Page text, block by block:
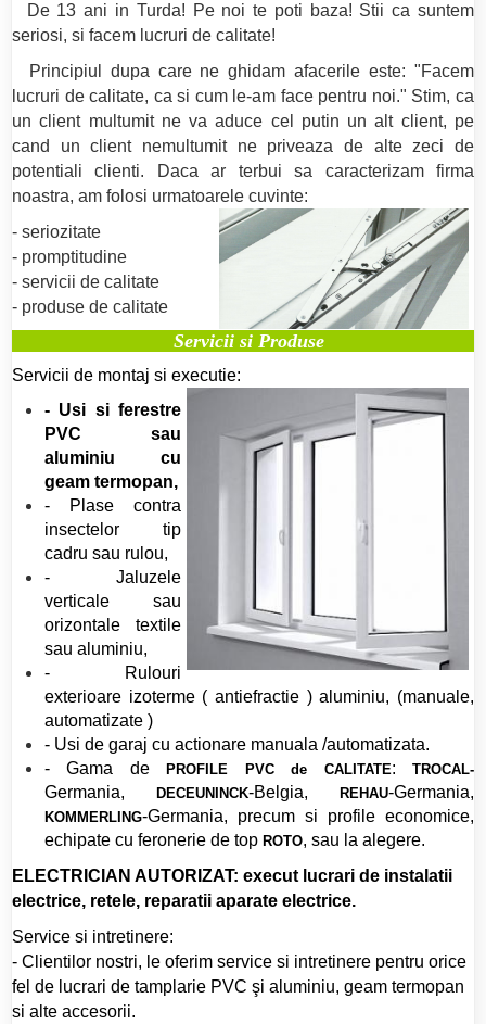
De 13 ani in Turda! Pe noi te poti baza! Stii ca suntem
seriosi, si facem lucruri de calitate!
Principiul dupa care ne ghidam afacerile este: "Facem
lucruri de calitate, ca si cum le-am face pentru noi." Stim, ca
un client multumit ne va aduce cel putin un alt client, pe
cand un client nemultumit ne priveaza de alte zeci de
potentiali clienti. Daca ar terbui sa caracterizam firma
noastra, am folosi urmatoarele cuvinte:
- seriozitate
- promptitudine
- servicii de calitate
- produse de calitate
Servicii si Produse
Servicii de montaj si executie:
- Usi si ferestre
PVC sau
aluminiu cu
geam termopan,
- Plase contra
insectelor tip
cadru sau rulou,
- Jaluzele
verticale sau
orizontale textile
sau aluminiu,
- Rulouri
exterioare izoterme ( antiefractie ) aluminiu, (manuale,
automatizate )
- Usi de garaj cu actionare manuala /automatizata.
- Gama dePROFILE PVC de CALITATE:TROCAL-
Germania, DECEUNINCK-Belgia, REHAU-Germania,
KOMMERLING-Germania, precum si profile economice,
echipate cu feronerie de top ROTO, sau la alegere.
ELECTRICIAN AUTORIZAT: execut lucrari de instalatii
electrice, retele, reparatii aparate electrice.
Service si intretinere:
- Clientilor nostri, le oferim service si intretinere pentru orice
fel de lucrari de tamplarie PVC şi aluminiu, geam termopan
si alte accesorii.